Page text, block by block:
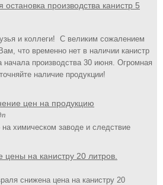
производства канистр 5
и коллеги! С великим сожалением
что временно нет в наличии канистр
производства 30 июня. Огромная
наличие продукции!
цен на продукцию
химическом заводе и следствие
цены на канистру 20 литров.
снижена цена на канистру 20